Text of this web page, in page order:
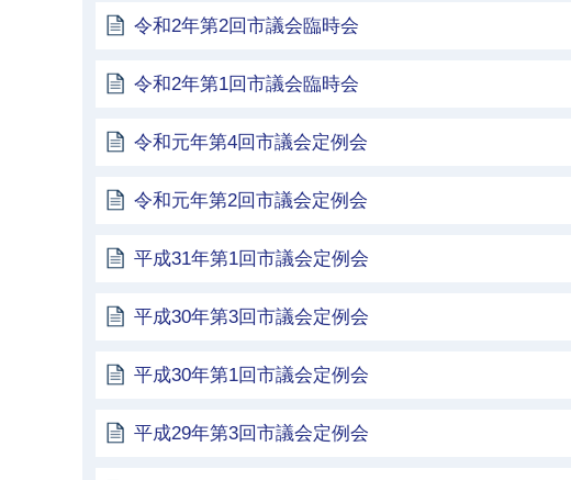
令和2年第2回市議会臨時会
令和2年第1回市議会臨時会
令和元年第4回市議会定例会
令和元年第2回市議会定例会
平成31年第1回市議会定例会
平成30年第3回市議会定例会
平成30年第1回市議会定例会
平成29年第3回市議会定例会